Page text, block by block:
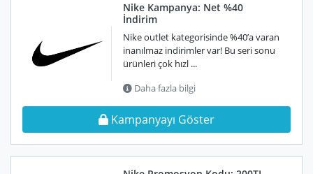
Nike Kampanya: Net %40
İndirim
Nike outlet kategorisinde %40’a varan
inanılmaz indirimler var! Bu seri sonu
ürünleri çok hızl ...
Daha fazla bilgi
Kampanyayı Göster